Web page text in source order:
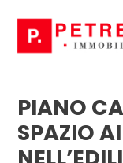
PIANO
SPAZIO
HOME
SIAMO
Codice
Contratto